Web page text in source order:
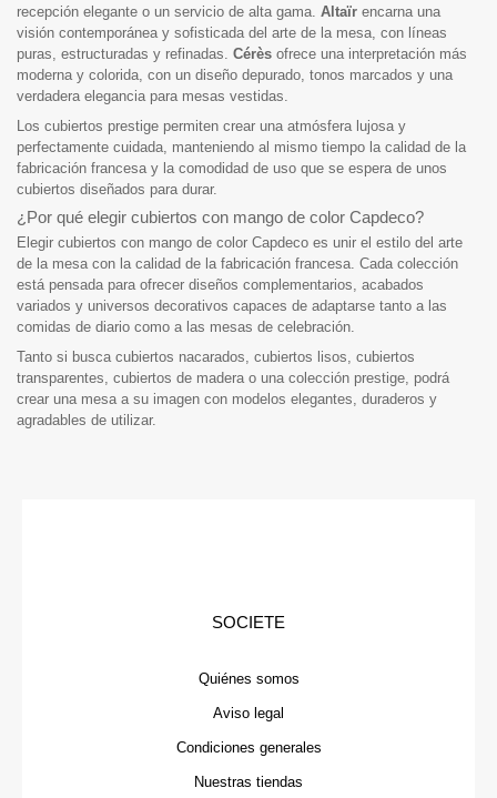
recepción elegante o un servicio de alta gama. Altaïr encarna una
visión contemporánea y sofisticada del arte de la mesa, con líneas
puras, estructuradas y refinadas. Cérès ofrece una interpretación más
moderna y colorida, con un diseño depurado, tonos marcados y una
verdadera elegancia para mesas vestidas.
Los cubiertos prestige permiten crear una atmósfera lujosa y
perfectamente cuidada, manteniendo al mismo tiempo la calidad de la
fabricación francesa y la comodidad de uso que se espera de unos
cubiertos diseñados para durar.
¿Por qué elegir cubiertos con mango de color Capdeco?
Elegir cubiertos con mango de color Capdeco es unir el estilo del arte
de la mesa con la calidad de la fabricación francesa. Cada colección
está pensada para ofrecer diseños complementarios, acabados
variados y universos decorativos capaces de adaptarse tanto a las
comidas de diario como a las mesas de celebración.
Tanto si busca cubiertos nacarados, cubiertos lisos, cubiertos
transparentes, cubiertos de madera o una colección prestige, podrá
crear una mesa a su imagen con modelos elegantes, duraderos y
agradables de utilizar.
SOCIETE
Quiénes somos
Aviso legal
Condiciones generales
Nuestras tiendas